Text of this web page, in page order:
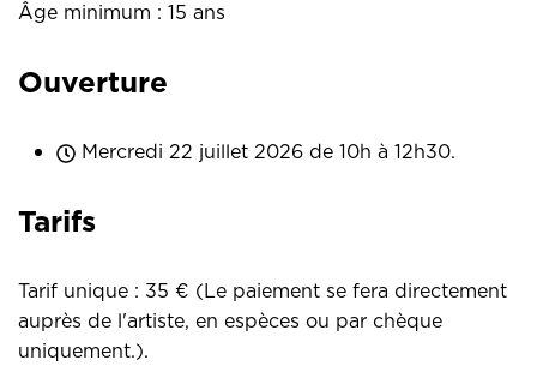
Clientèle et groupe
Âge minimum : 15 ans
Ouverture
Mercredi 22 juillet 2026 de 10h à 12h30.
Tarifs
Tarif unique : 35 € (Le paiement se fera directement
auprès de l'artiste, en espèces ou par chèque
uniquement.).